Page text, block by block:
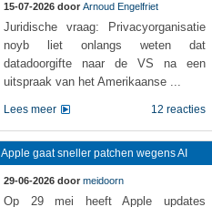
15-07-2026 door Arnoud Engelfriet
Juridische vraag: Privacyorganisatie
noyb liet onlangs weten dat
datadoorgifte naar de VS na een
uitspraak van het Amerikaanse ...
12 reacties
Lees meer
Apple gaat sneller patchen wegens AI
29-06-2026 door meidoorn
Op 29 mei heeft Apple updates